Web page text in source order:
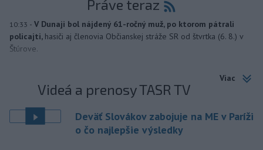
Práve teraz
10:33 - V Dunaji bol nájdený 61-ročný muž, po ktorom pátrali
policajti, hasiči aj členovia Občianskej stráže SR od štvrtka (6. 8.) v
Štúrove.
Viac
Videá a prenosy TASR TV
Deväť Slovákov zabojuje na ME v Paríži
o čo najlepšie výsledky